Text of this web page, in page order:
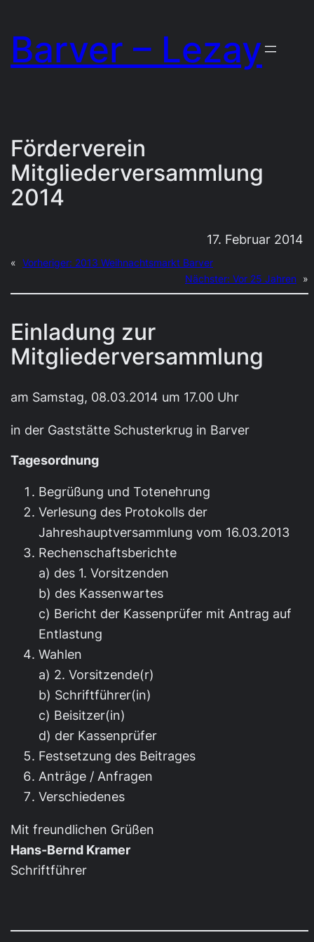
Inhalt
springen
Barver – Lezay
Förderverein
Mitgliederversammlung
2014
17. Februar 2014
« Vorheriger: 2013 Weihnachtsmarkt Barver
Nächster: Vor 25 Jahren »
Einladung zur
Mitgliederversammlung
am Samstag, 08.03.2014 um 17.00 Uhr
in der Gaststätte Schusterkrug in Barver
Tagesordnung
Begrüßung und Totenehrung
Verlesung des Protokolls der
Jahreshauptversammlung vom 16.03.2013
Rechenschaftsberichte
a) des 1. Vorsitzenden
b) des Kassenwartes
c) Bericht der Kassenprüfer mit Antrag auf
Entlastung
Wahlen
a) 2. Vorsitzende(r)
b) Schriftführer(in)
c) Beisitzer(in)
d) der Kassenprüfer
Festsetzung des Beitrages
Anträge / Anfragen
Verschiedenes
Mit freundlichen Grüßen
Hans-Bernd Kramer
Schriftführer